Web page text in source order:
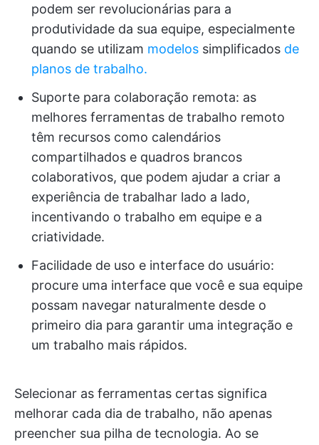
podem ser revolucionárias para a
produtividade da sua equipe, especialmente
quando se utilizam modelos simplificados de
planos de trabalho.
Suporte para colaboração remota: as
melhores ferramentas de trabalho remoto
têm recursos como calendários
compartilhados e quadros brancos
colaborativos, que podem ajudar a criar a
experiência de trabalhar lado a lado,
incentivando o trabalho em equipe e a
criatividade.
Facilidade de uso e interface do usuário:
procure uma interface que você e sua equipe
possam navegar naturalmente desde o
primeiro dia para garantir uma integração e
um trabalho mais rápidos.
Selecionar as ferramentas certas significa
melhorar cada dia de trabalho, não apenas
preencher sua pilha de tecnologia. Ao se